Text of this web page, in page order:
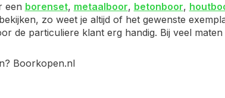
een borenset, metaalboor, betonboor,
zo weet je altijd of het gewenste
de particuliere klant erg handig. Bij veel
Boorkopen.nl